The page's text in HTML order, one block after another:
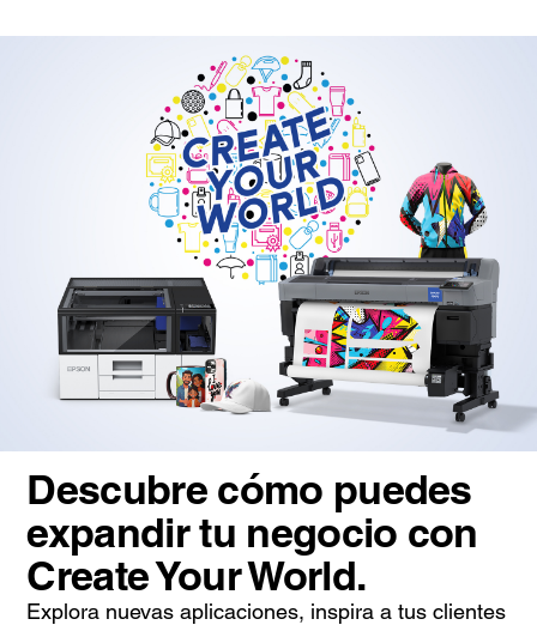
Descubre cómo puedes
expandir tu negocio con
Create Your World.
Explora nuevas aplicaciones, inspira a tus clientes